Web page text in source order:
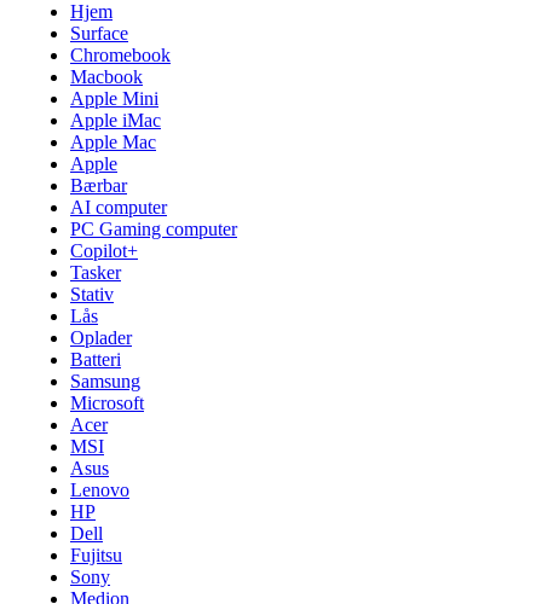
Hjem
Surface
Chromebook
Macbook
Apple Mini
Apple iMac
Apple Mac
Apple
Bærbar
AI computer
PC Gaming computer
Copilot+
Tasker
Stativ
Lås
Oplader
Batteri
Samsung
Microsoft
Acer
MSI
Asus
Lenovo
HP
Dell
Fujitsu
Sony
Medion